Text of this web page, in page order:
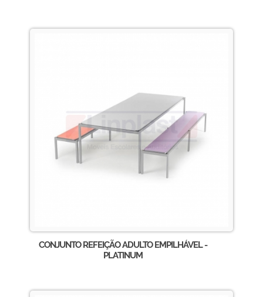
CONJUNTO REFEIÇÃO ADULTO EMPILHÁVEL -
PLATINUM